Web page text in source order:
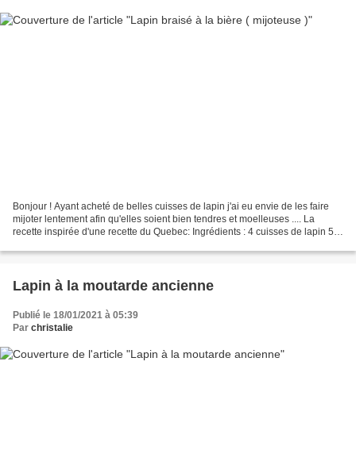
Bonjour ! Ayant acheté de belles cuisses de lapin j'ai eu envie de les faire
mijoter lentement afin qu'elles soient bien tendres et moelleuses .... La
recette inspirée d'une recette du Quebec: Ingrédients : 4 cuisses de lapin 55
Lapin à la moutarde ancienne
Publié le 18/01/2021 à 05:39
Par christalie